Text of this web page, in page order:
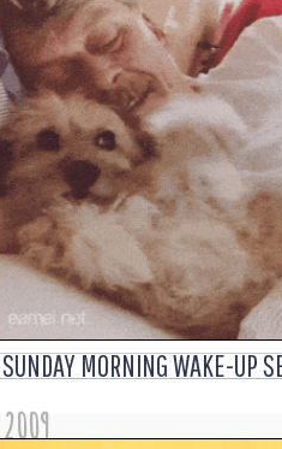
SUNDAY MORNING WAKE-UP
2009